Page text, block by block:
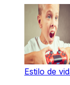
Estilo de